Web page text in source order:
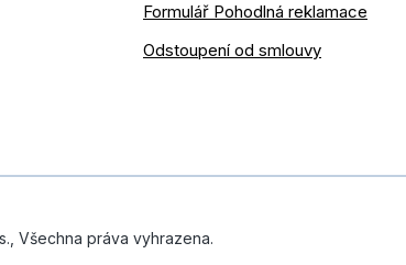
Formulář Pohodlná reklamace
Odstoupení od smlouvy
Všechna práva vyhrazena.